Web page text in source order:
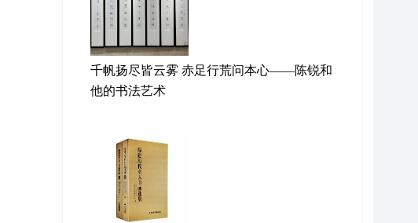
千帆扬尽皆云雾 赤足行荒问本心——陈锐和
他的书法艺术